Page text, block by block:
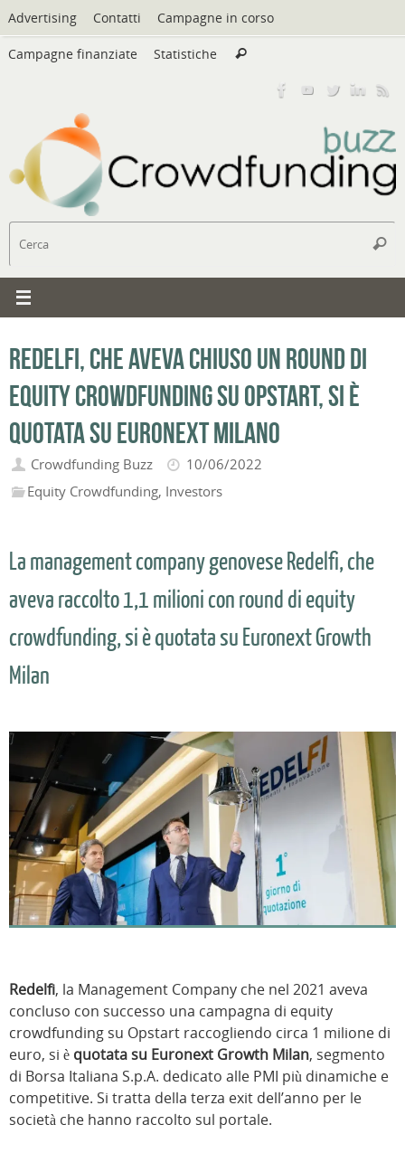
Vai
al
contenuto
Advertising Contatti Campagne in corso
Campagne finanziate Statistiche Cerca
Cerca
Redelfi, che aveva chiuso un round di
equity crowdfunding su Opstart, si è
quotata su Euronext Milano
Crowdfunding Buzz
10/06/2022
Equity Crowdfunding, Investors
La management company genovese Redelfi, che
aveva raccolto 1,1 milioni con round di equity
crowdfunding, si è quotata su Euronext Growth
Milan
Redelfi, la Management Company che nel 2021 aveva
concluso con successo una campagna di equity
crowdfunding su Opstart raccogliendo circa 1 milione di
euro, si è quotata su Euronext Growth Milan, segmento
di Borsa Italiana S.p.A. dedicato alle PMI più dinamiche e
competitive. Si tratta della terza exit dell’anno per le
società che hanno raccolto sul portale.